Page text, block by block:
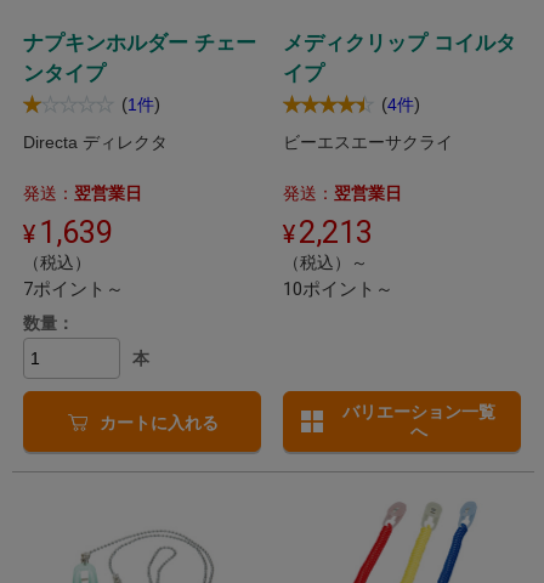
ナプキンホルダー チェー
ンタイプ
(1件)
Directa ディレクタ
発送： 翌営業日
1,639
（税込）
7ポイント～
数量：
本
カートに入れる
メディクリップ コイルタ
イプ
(4件)
ビーエスエーサクライ
発送： 翌営業日
2,213
（税込）～
10ポイント～
バリエーション一覧
へ